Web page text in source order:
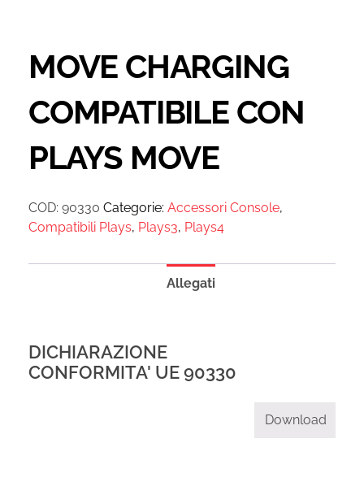
MOVE CHARGING
COMPATIBILE CON
PLAYS MOVE
COD: 90330 Categorie: Accessori Console,
Compatibili Plays, Plays3, Plays4
Allegati
DICHIARAZIONE
CONFORMITA' UE 90330
Download